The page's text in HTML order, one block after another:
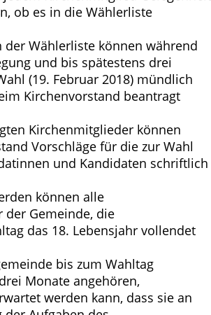
ob es in die Wählerliste
der Wählerliste können während
und bis spätestens drei
(19. Februar 2018) mündlich
Kirchenvorstand beantragt
Kirchenmitglieder können
Vorschläge für die zur Wahl
und Kandidaten schriftlich
können alle
Gemeinde, die
das 18. Lebensjahr vollendet
bis zum Wahltag
Monate angehören,
werden kann, dass sie an